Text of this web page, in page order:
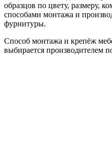
образцов по цвету, размеру,
способами монтажа и
фурнитуры.
Способ монтажа и крепёж
выбирается производителем